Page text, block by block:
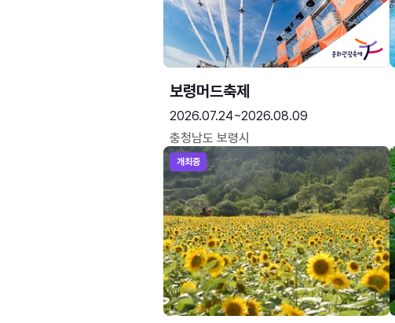
보령머드축제
2026.07.24~2026.08.09
충청남도 보령시
개최중